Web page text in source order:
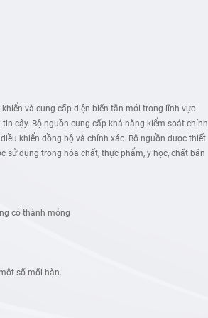
và cung cấp điện biến tần mới trong lĩnh vực
cậy. Bộ nguồn cung cấp khả năng kiểm soát chính
khiển đồng bộ và chính xác. Bộ nguồn được thiết
sử dụng trong hóa chất, thực phẩm, y học, chất bán
có thành mỏng
số mối hàn.